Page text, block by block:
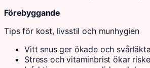
Förebyggande
Tips för kost, livsstil och munhygien
Vitt snus ger ökade och
Stress och vitaminbrist ökar